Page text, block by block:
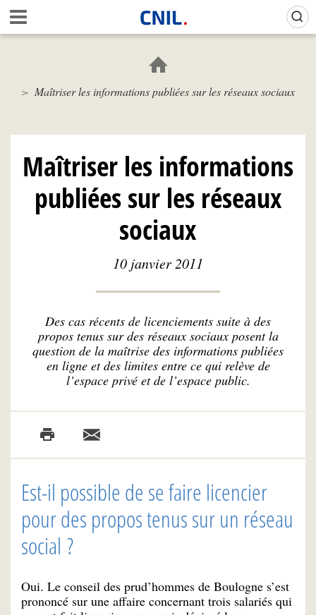
Aller
au
contenu
c
i
C
I
Maîtriser les informations publiées sur les réseaux sociaux
Maîtriser les informations
publiées sur les réseaux
sociaux
10 janvier 2011
Des cas récents de licenciements suite à des
propos tenus sur des réseaux sociaux posent la
question de la maîtrise des informations publiées
en ligne et des limites entre ce qui relève de
l’espace privé et de l’espace public.
Est-il possible de se faire licencier
pour des propos tenus sur un réseau
social ?
Oui. Le conseil des prud’hommes de Boulogne s’est
prononcé sur une affaire concernant trois salariés qui
Gestion de vos préférences sur les cookies (témoins de connexion)